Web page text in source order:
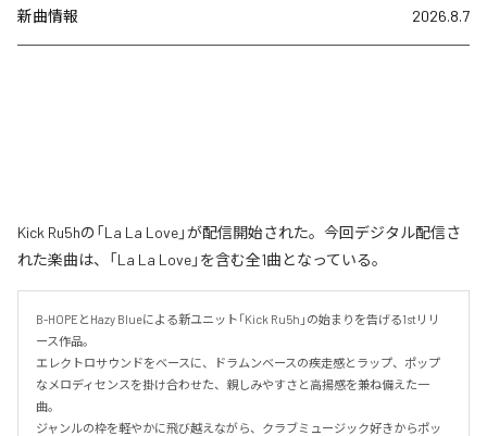
新曲情報 2026.8.7
Kick Ru5hの「La La Love」が配信開始された。今回デジタル配信さ
れた楽曲は、「La La Love」を含む全1曲となっている。
B-HOPEとHazy Blueによる新ユニット「Kick Ru5h」の始まりを告げる1stリリ
ース作品。
エレクトロサウンドをベースに、ドラムンベースの疾走感とラップ、ポップ
なメロディセンスを掛け合わせた、親しみやすさと高揚感を兼ね備えた一
曲。
ジャンルの枠を軽やかに飛び越えながら、クラブミュージック好きからポッ